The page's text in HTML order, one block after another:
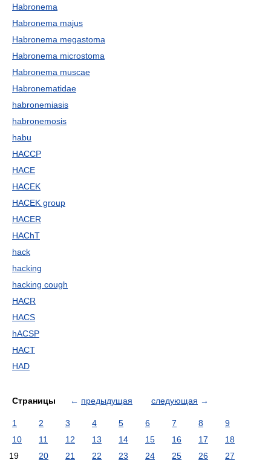
Habronema
Habronema majus
Habronema megastoma
Habronema microstoma
Habronema muscae
Habronematidae
habronemiasis
habronemosis
habu
HACCP
HACE
HACEK
HACEK group
HACER
HAChT
hack
hacking
hacking cough
HACR
HACS
hACSP
HACT
HAD
Страницы ← предыдущая следующая →
1 2 3 4 5 6 7 8
9
10
11 12 13 14 15 16 17
18
19
20 21 22 23 24 25 26 27